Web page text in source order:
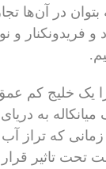
بتوان در آن‌ها
و فریدونکنار و
یک خلیج کم
به
که تراز
تحت تاثیر